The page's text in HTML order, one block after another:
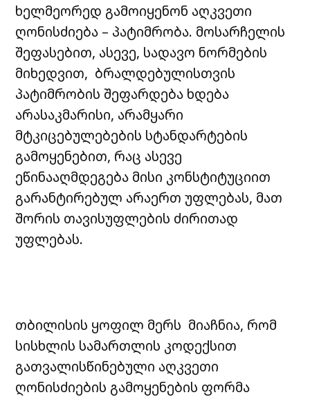
ხელმეორედ გამოიყენონ აღკვეთი
ღონისძიება – პატიმრობა. მოსარჩელის
შეფასებით, ასევე, სადავო ნორმების
მიხედვით, ბრალდებულისთვის
პატიმრობის შეფარდება ხდება
არასაკმარისი, არამყარი
მტკიცებულებების სტანდარტების
გამოყენებით, რაც ასევე
ეწინააღმდეგება მისი კონსტიტუციით
გარანტირებულ არაერთ უფლებას, მათ
შორის თავისუფლების ძირითად
უფლებას.
თბილისის ყოფილ მერს მიაჩნია, რომ
სისხლის სამართლის კოდექსით
გათვალისწინებული აღკვეთი
ღონისძიების გამოყენების ფორმა